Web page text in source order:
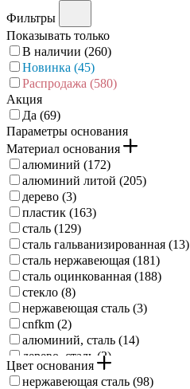
Фильтры
Показывать только
В наличии (260)
Новинка (45)
Распродажа (580)
Акция
Да (69)
Параметры основания
Материал основания
алюминий (172)
алюминий литой (205)
дерево (3)
пластик (163)
сталь (129)
сталь гальванизированная (13)
сталь нержавеющая (181)
сталь оцинкованная (188)
стекло (8)
нержавеющая сталь (3)
cnfkm (2)
алюминий, сталь (14)
дерево, сталь (2)
Цвет основания
нержавеющая сталь (98)